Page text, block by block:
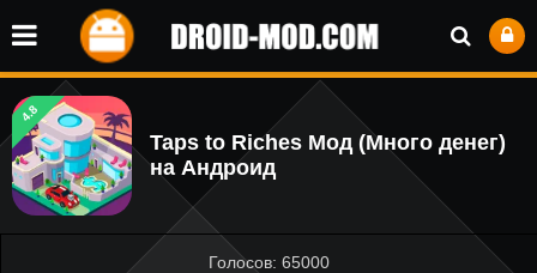
4.8
Taps to Riches Мод (Много денег)
на Андроид
Голосов: 65000